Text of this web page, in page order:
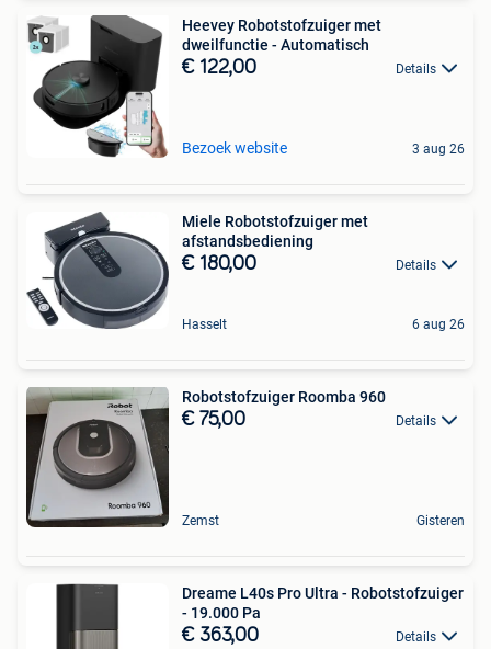
Heevey Robotstofzuiger met
dweilfunctie - Automatisch
€ 122,00 Details
Bezoek website 3 aug 26
Miele Robotstofzuiger met
afstandsbediening
€ 180,00 Details
Hasselt 6 aug 26
Robotstofzuiger Roomba 960
€ 75,00 Details
Zemst Gisteren
Dreame L40s Pro Ultra - Robotstofzuiger
- 19.000 Pa
€ 363,00 Details